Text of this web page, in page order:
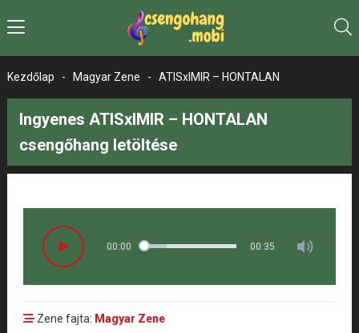
Kezdőlap - Magyar Zene - ATISxIMIR – HONTALAN
Ingyenes ATISxIMIR – HONTALAN
csengőhang letöltése
00:00 00:35
Zene fajta: Magyar Zene